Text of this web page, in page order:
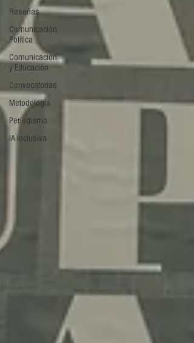
Reseñas
Comunicación
Política
Comunicación
y Educación
Convocatorias
Metodología
Periodismo
IA Inclusiva